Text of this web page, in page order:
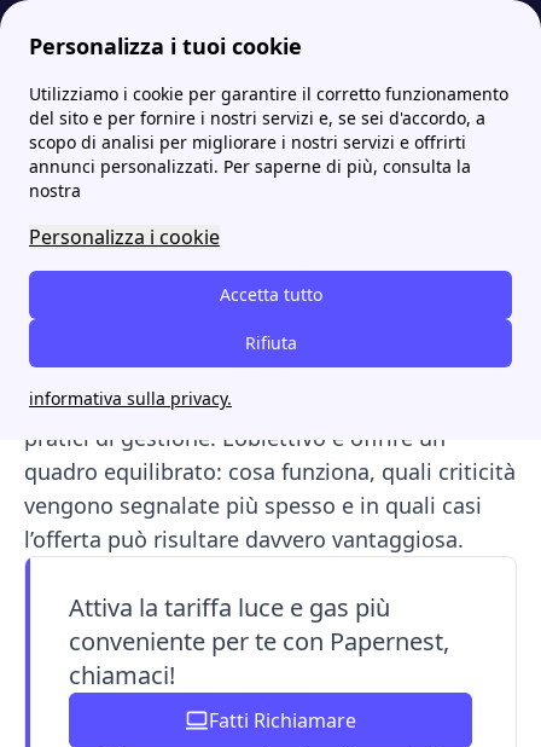
Personalizza i tuoi cookie
Utilizziamo i cookie per garantire il corretto funzionamento
del sito e per fornire i nostri servizi e, se sei d'accordo, a
scopo di analisi per migliorare i nostri servizi e offrirti
annunci personalizzati. Per saperne di più, consulta la
nostra
Personalizza i cookie
Accetta tutto
Rifiuta
informativa sulla privacy.
Papernest.it More Poste energia Poste Energia recensioni: cosa ne pensano i clienti
Poste Energia recensioni:
cosa ne pensano i clienti
In questa guida trovi una panoramica
aggiornata e informativa sulle
, con focus su esperienze reali
degli utenti, convenienza delle offerte luce e
gas, qualità dell’assistenza clienti e aspetti
pratici di gestione. L’obiettivo è offrire un
quadro equilibrato: cosa funziona, quali criticità
vengono segnalate più spesso e in quali casi
l’offerta può risultare davvero vantaggiosa.
Attiva la tariffa luce e gas più
conveniente per te con Papernest,
chiamaci!
Fatti Richiamare